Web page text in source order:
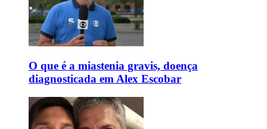
O que é a miastenia gravis, doença
diagnosticada em Alex Escobar